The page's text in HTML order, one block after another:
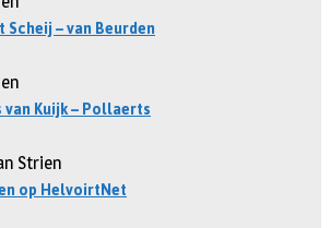
– van Beurden
Kuijk – Pollaerts
Strien
op HelvoirtNet